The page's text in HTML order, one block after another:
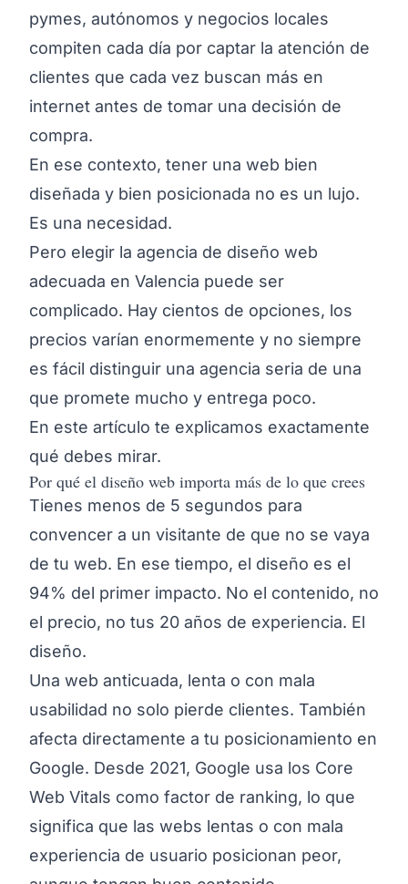
pymes, autónomos y negocios locales
compiten cada día por captar la atención de
clientes que cada vez buscan más en
internet antes de tomar una decisión de
compra.
En ese contexto, tener una web bien
diseñada y bien posicionada no es un lujo.
Es una necesidad.
Pero elegir la agencia de diseño web
adecuada en Valencia puede ser
complicado. Hay cientos de opciones, los
precios varían enormemente y no siempre
es fácil distinguir una agencia seria de una
que promete mucho y entrega poco.
En este artículo te explicamos exactamente
qué debes mirar.
Por qué el diseño web importa más de lo que crees
Tienes menos de 5 segundos para
convencer a un visitante de que no se vaya
de tu web. En ese tiempo, el diseño es el
94% del primer impacto. No el contenido, no
el precio, no tus 20 años de experiencia. El
diseño.
Una web anticuada, lenta o con mala
usabilidad no solo pierde clientes. También
afecta directamente a tu posicionamiento en
Google. Desde 2021, Google usa los Core
Web Vitals como factor de ranking, lo que
significa que las webs lentas o con mala
experiencia de usuario posicionan peor,